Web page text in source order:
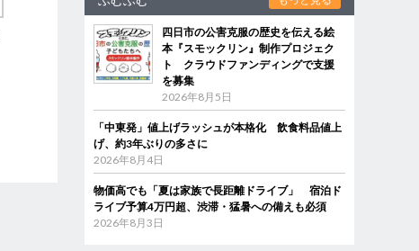
四日市の公害克服の歴史を伝える絵
本『スモックリン』制作プロジェク
ト クラウドファンディングで支援
を募集
2026年8月5日
「中東発」値上げラッシュが本格化 飲食料品値上
げ、約3年ぶりの多さに
2026年8月4日
物価高でも「夏は家族で長距離ドライブ」 宿泊ド
ライブ予算4万円超、渋滞・猛暑への備えも必須
2026年8月3日